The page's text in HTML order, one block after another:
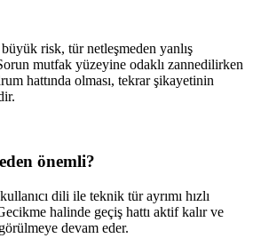
risk, tür netleşmeden yanlış
mutfak yüzeyine odaklı zannedilirken
hattında olması, tekrar şikayetinin
önemli?
dili ile teknik tür ayrımı hızlı
halinde geçiş hattı aktif kalır ve
devam eder.